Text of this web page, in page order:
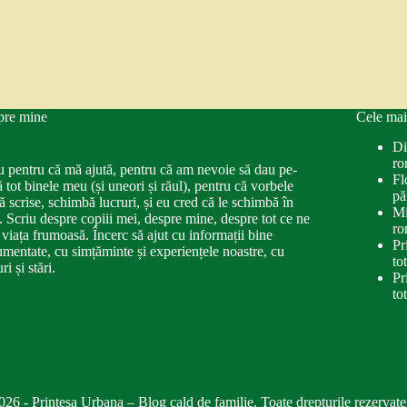
mine
pentru că mă ajută, pentru că am nevoie să dau pe-
tot binele meu (și uneori și răul), pentru că vorbele
scrise, schimbă lucruri, și eu cred că le schimbă în
Scriu despre copiii mei, despre mine, despre tot ce ne
frumoasă. Încerc să ajut cu informații bine
cu simțăminte și experiențele noastre, cu
și stări.
Cele
- Printesa Urbana – Blog cald de familie. Toate drepturile